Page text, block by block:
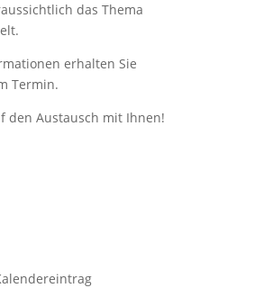
das Thema
erhalten Sie
Termin.
den Austausch mit Ihnen!